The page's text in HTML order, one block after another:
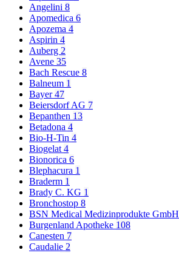
Angelini 8
Apomedica 6
Apozema 4
Aspirin 4
Auberg 2
Avene 35
Bach Rescue 8
Balneum 1
Bayer47
Beiersdorf AG 7
Bepanthen 13
Betadona 4
Bio-H-Tin 4
Biogelat 4
Bionorica 6
Blephacura 1
Braderm 1
Brady C. KG 1
Bronchostop 8
BSN Medical Medizinprodukte GmbH
Burgenland Apotheke 108
Canesten 7
Caudalie 2